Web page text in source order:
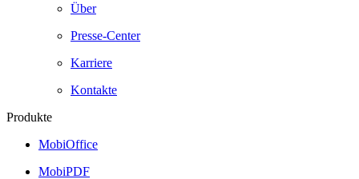
Über
Presse-Center
Karriere
Kontakte
Produkte
MobiOffice
MobiPDF